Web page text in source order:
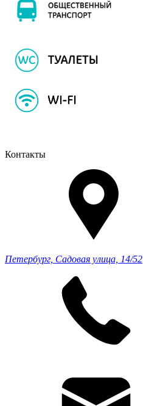
Контакты
Петербург, Садовая улица, 14/52